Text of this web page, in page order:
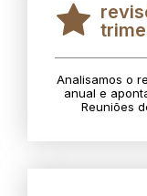
Analisamos o
anual e
Reuniões